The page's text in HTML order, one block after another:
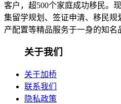
客户，超500个家庭成功移民。
集留学规划、签证申清、移民规
产配置等精品服务于一身的知名
关于我们
关于加桥
联系我们
隐私政策